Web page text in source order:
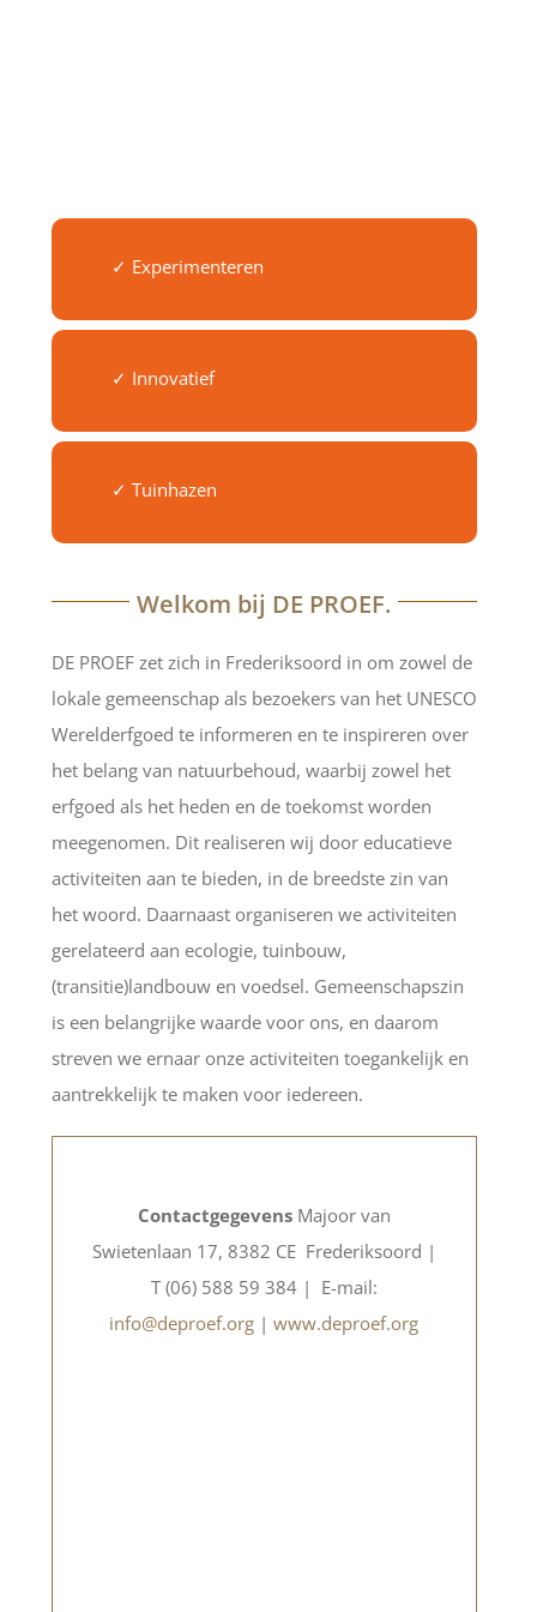
✓ Experimenteren
✓ Innovatief
✓ Tuinhazen
Welkom bij DE PROEF.
DE PROEF zet zich in Frederiksoord in om zowel de
lokale gemeenschap als bezoekers van het UNESCO
Werelderfgoed te informeren en te inspireren over
het belang van natuurbehoud, waarbij zowel het
erfgoed als het heden en de toekomst worden
meegenomen. Dit realiseren wij door educatieve
activiteiten aan te bieden, in de breedste zin van
het woord. Daarnaast organiseren we activiteiten
gerelateerd aan ecologie, tuinbouw,
(transitie)landbouw en voedsel. Gemeenschapszin
is een belangrijke waarde voor ons, en daarom
streven we ernaar onze activiteiten toegankelijk en
aantrekkelijk te maken voor iedereen.
ContactgegevensMajoor van
Swietenlaan 17, 8382 CE Frederiksoord |
T (06) 588 59 384 | E-mail:
info@deproef.org |www.deproef.org